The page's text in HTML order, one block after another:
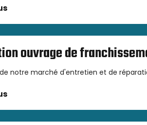
ouvrage de
notre marché d'entretien et de